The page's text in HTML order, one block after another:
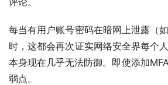
每当有用户账号密码在暗网上泄露（
时，这都会再次证实网络安全界每个
本身现在几乎无法防御。即使添加
弱点。